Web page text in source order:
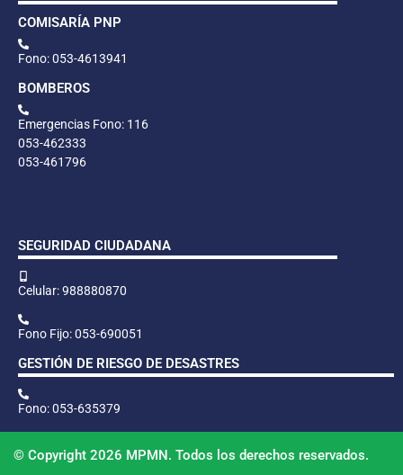
COMISARÍA PNP
Fono: 053-4613941
BOMBEROS
Emergencias Fono: 116
053-462333
053-461796
SEGURIDAD CIUDADANA
Celular: 988880870
Fono Fijo: 053-690051
GESTIÓN DE RIESGO DE DESASTRES
Fono: 053-635379
© Copyright 2026 MPMN. Todos los derechos reservados.